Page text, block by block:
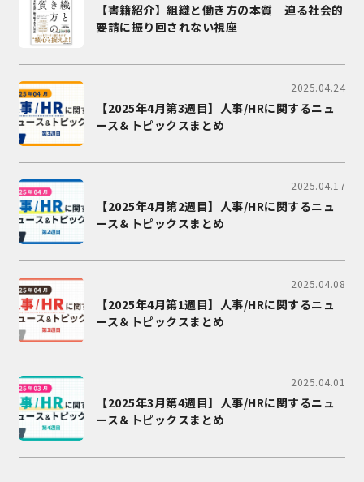
【書籍紹介】組織と働き方の本質 迫る社会的
要請に振り回されない視座
2025.04.24
【2025年4月第3週目】人事/HRに関するニュ
ース＆トピックスまとめ
2025.04.17
【2025年4月第2週目】人事/HRに関するニュ
ース＆トピックスまとめ
2025.04.08
【2025年4月第1週目】人事/HRに関するニュ
ース＆トピックスまとめ
2025.04.01
【2025年3月第4週目】人事/HRに関するニュ
ース＆トピックスまとめ